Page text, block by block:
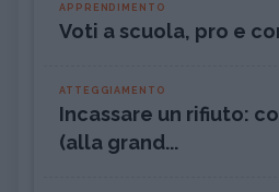
APPRENDIMENTO
Voti a scuola, pro e
ATTEGGIAMENTO
Incassare un rifiuto:
(alla grand...